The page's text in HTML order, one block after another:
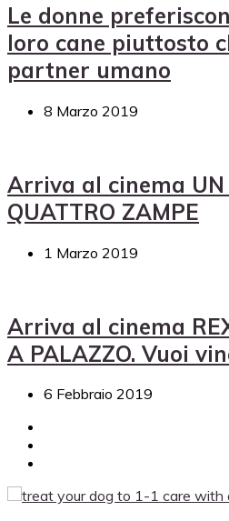
Le donne
loro cane piuttosto
partner umano
8 Marzo 2019
Arriva al cinema UN
QUATTRO ZAMPE
1 Marzo 2019
Arriva al cinema
A PALAZZO. Vuoi
6 Febbraio 2019